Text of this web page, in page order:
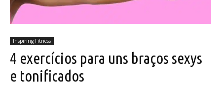
Inspiring Fitness
4 exercícios para uns braços sexys
e tonificados